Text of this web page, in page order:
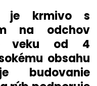
je krmivo s
na odchov
veku od 4
obsahu
budovanie